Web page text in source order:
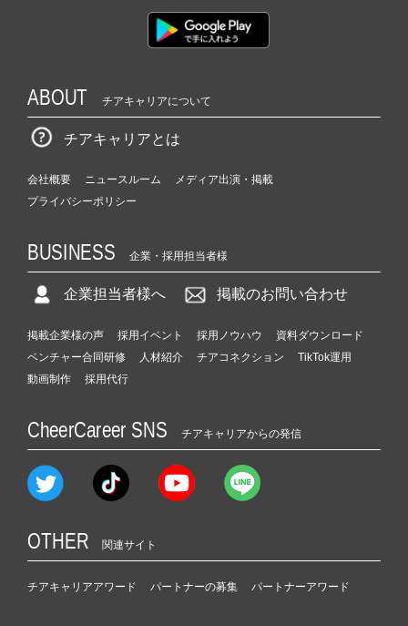
ABOUT チアキャリアについて
チアキャリアとは
会社概要 ニュースルーム
メディア出演・掲載
プライバシーポリシー
BUSINESS 企業・採用担当者様
企業担当者様へ 掲載のお問い合わせ
掲載企業様の声 採用イベント 採用ノウハウ
資料ダウンロード
ベンチャー合同研修
人材紹介 チアコネクション
TikTok運用
動画制作
採用代行
CheerCareer SNS チアキャリアからの発信
OTHER 関連サイト
チアキャリアアワード パートナーの募集 パートナーアワード